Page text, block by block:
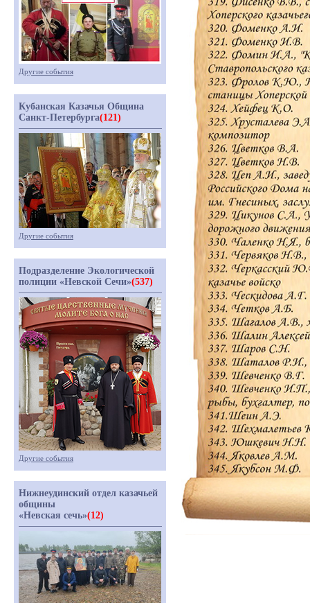
Другие события
Кубанская Казачья Община
Санкт-Петербурга(121)
Другие события
Подразделение Экологической
полиции «Невской Сечи»(537)
Другие события
Нижнеудинский отдел казачьей
общины
«Невская сечь»(12)